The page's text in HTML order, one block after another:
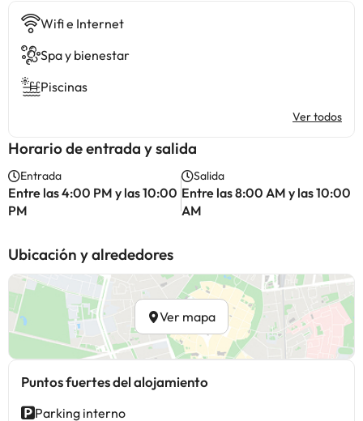
Wifi e Internet
Spa y bienestar
Piscinas
Ver todos
Horario de entrada y salida
Entrada
Entre las 4:00 PM y las 10:00
PM
Salida
Entre las 8:00 AM y las 10:00
AM
Ubicación y alrededores
Ver mapa
Puntos fuertes del alojamiento
Parking interno